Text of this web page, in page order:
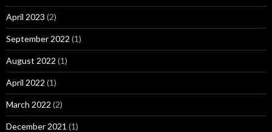
April 2023 (2)
September 2022 (1)
August 2022 (1)
April 2022 (1)
March 2022 (2)
December 2021 (1)